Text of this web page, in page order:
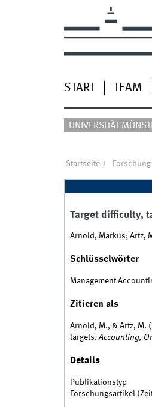
START TEAM
UNIVERSITÄT
Startseite Forschung
Target difficulty,
Arnold, Markus; Artz,
Schlüsselwörter
Management
Zitieren als
Arnold, M., & Artz, M.
targets.Accounting,
Details
Publikationstyp
Forschungsartikel